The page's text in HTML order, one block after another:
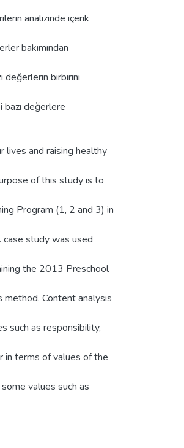
analizinde içerik
bakımından
değerlerin birbirini
bazı değerlere
lives and raising healthy
of this study is to
Program (1, 2 and 3) in
study was used
the 2013 Preschool
method. Content analysis
such as responsibility,
in terms of values of the
values such as